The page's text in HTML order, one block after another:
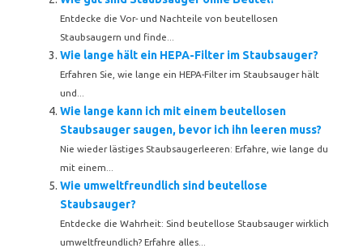
Entdecke die Vor- und Nachteile von beutellosen
Staubsaugern und finde...
Wie lange hält ein HEPA-Filter im Staubsauger?
Erfahren Sie, wie lange ein HEPA-Filter im Staubsauger hält
und...
Wie lange kann ich mit einem beutellosen
Staubsauger saugen, bevor ich ihn leeren muss?
Nie wieder lästiges Staubsaugerleeren: Erfahre, wie lange du
mit einem...
Wie umweltfreundlich sind beutellose
Staubsauger?
Entdecke die Wahrheit: Sind beutellose Staubsauger wirklich
umweltfreundlich? Erfahre alles...